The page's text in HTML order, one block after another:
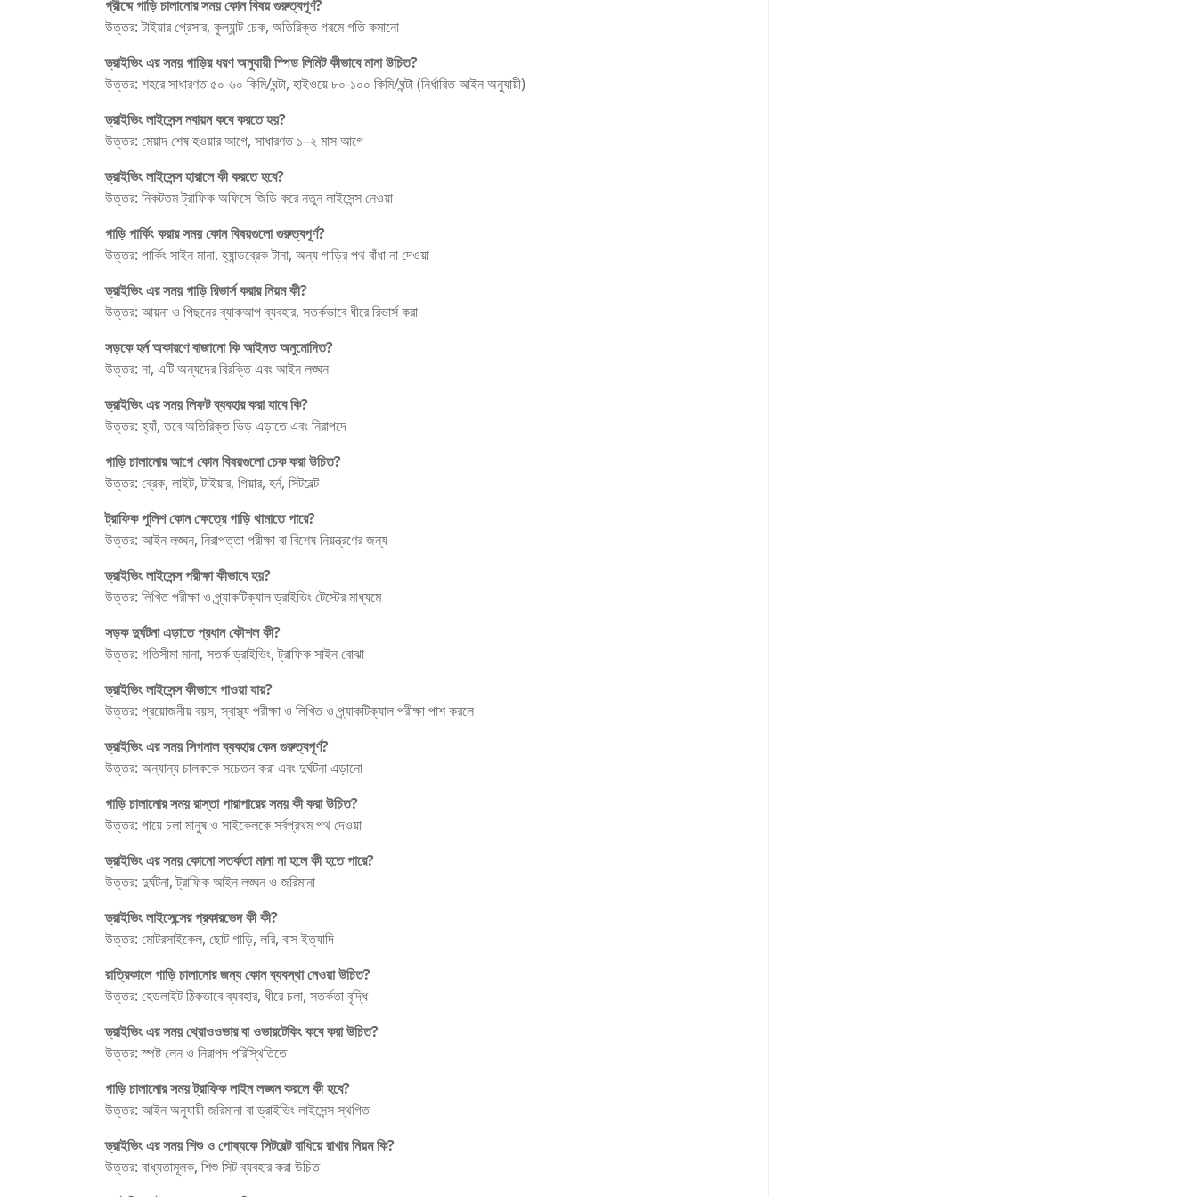
গ্রীষ্মে গাড়ি চালানোর সময় কোন বিষয় গুরুত্বপূর্ণ?
উত্তর: টাইয়ার প্রেসার, কুল্যান্ট চেক, অতিরিক্ত গরমে গতি কমানো
ড্রাইভিং এর সময় গাড়ির ধরণ অনুযায়ী স্পিড লিমিট কীভাবে মানা উচিত?
উত্তর: শহরে সাধারণত ৫০-৬০ কিমি/ঘন্টা, হাইওয়ে ৮০-১০০ কিমি/ঘন্টা (নির্ধারিত আইন অনুযায়ী)
ড্রাইভিং লাইসেন্স নবায়ন কবে করতে হয়?
উত্তর: মেয়াদ শেষ হওয়ার আগে, সাধারণত ১–২ মাস আগে
ড্রাইভিং লাইসেন্স হারালে কী করতে হবে?
উত্তর: নিকটতম ট্রাফিক অফিসে জিডি করে নতুন লাইসেন্স নেওয়া
গাড়ি পার্কিং করার সময় কোন বিষয়গুলো গুরুত্বপূর্ণ?
উত্তর: পার্কিং সাইন মানা, হ্যান্ডব্রেক টানা, অন্য গাড়ির পথ বাঁধা না দেওয়া
ড্রাইভিং এর সময় গাড়ি রিভার্স করার নিয়ম কী?
উত্তর: আয়না ও পিছনের ব্যাকআপ ব্যবহার, সতর্কভাবে ধীরে রিভার্স করা
সড়কে হর্ন অকারণে বাজানো কি আইনত অনুমোদিত?
উত্তর: না, এটি অন্যদের বিরক্তি এবং আইন লঙ্ঘন
ড্রাইভিং এর সময় লিফট ব্যবহার করা যাবে কি?
উত্তর: হ্যাঁ, তবে অতিরিক্ত ভিড় এড়াতে এবং নিরাপদে
গাড়ি চালানোর আগে কোন বিষয়গুলো চেক করা উচিত?
উত্তর: ব্রেক, লাইট, টাইয়ার, গিয়ার, হর্ন, সিটবেল্ট
ট্রাফিক পুলিশ কোন ক্ষেত্রে গাড়ি থামাতে পারে?
উত্তর: আইন লঙ্ঘন, নিরাপত্তা পরীক্ষা বা বিশেষ নিয়ন্ত্রণের জন্য
ড্রাইভিং লাইসেন্স পরীক্ষা কীভাবে হয়?
উত্তর: লিখিত পরীক্ষা ও প্র্যাকটিক্যাল ড্রাইভিং টেস্টের মাধ্যমে
সড়ক দুর্ঘটনা এড়াতে প্রধান কৌশল কী?
উত্তর: গতিসীমা মানা, সতর্ক ড্রাইভিং, ট্রাফিক সাইন বোঝা
ড্রাইভিং লাইসেন্স কীভাবে পাওয়া যায়?
উত্তর: প্রয়োজনীয় বয়স, স্বাস্থ্য পরীক্ষা ও লিখিত ও প্র্যাকটিক্যাল পরীক্ষা পাশ করলে
ড্রাইভিং এর সময় সিগনাল ব্যবহার কেন গুরুত্বপূর্ণ?
উত্তর: অন্যান্য চালককে সচেতন করা এবং দুর্ঘটনা এড়ানো
গাড়ি চালানোর সময় রাস্তা পারাপারের সময় কী করা উচিত?
উত্তর: পায়ে চলা মানুষ ও সাইকেলকে সর্বপ্রথম পথ দেওয়া
ড্রাইভিং এর সময় কোনো সতর্কতা মানা না হলে কী হতে পারে?
উত্তর: দুর্ঘটনা, ট্রাফিক আইন লঙ্ঘন ও জরিমানা
ড্রাইভিং লাইসেন্সের প্রকারভেদ কী কী?
উত্তর: মোটরসাইকেল, ছোট গাড়ি, লরি, বাস ইত্যাদি
রাত্রিকালে গাড়ি চালানোর জন্য কোন ব্যবস্থা নেওয়া উচিত?
উত্তর: হেডলাইট ঠিকভাবে ব্যবহার, ধীরে চলা, সতর্কতা বৃদ্ধি
ড্রাইভিং এর সময় থ্রোওওভার বা ওভারটেকিং কবে করা উচিত?
উত্তর: স্পষ্ট লেন ও নিরাপদ পরিস্থিতিতে
গাড়ি চালানোর সময় ট্রাফিক লাইন লঙ্ঘন করলে কী হবে?
উত্তর: আইন অনুযায়ী জরিমানা বা ড্রাইভিং লাইসেন্স স্থগিত
ড্রাইভিং এর সময় শিশু ও পোষ্যকে সিটবেল্ট বাধিয়ে রাখার নিয়ম কি?
উত্তর: বাধ্যতামূলক, শিশু সিট ব্যবহার করা উচিত